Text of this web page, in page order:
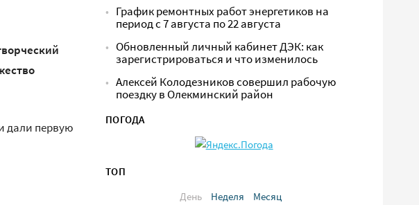
дали первую
График ремонтных работ энергетиков на
период с 7 августа по 22 августа
Обновленный личный кабинет ДЭК: как
зарегистрироваться и что изменилось
Алексей Колодезников совершил рабочую
поездку в Олекминский район
ПОГОДА
ТОП
День
Неделя Месяц